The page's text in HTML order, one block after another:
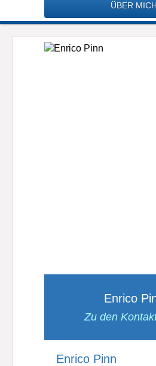
ÜBER MICH
Enrico
Zu den
Enrico Pinn